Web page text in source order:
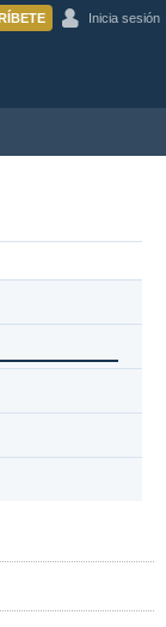
Inicia sesión